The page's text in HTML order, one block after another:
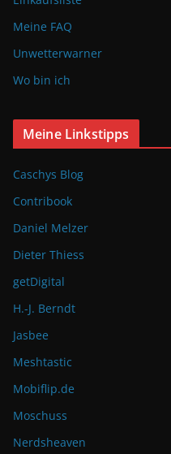
Meine FAQ
Unwetterwarner
Wo bin ich
Meine Linkstipps
Caschys Blog
Contribook
Daniel Melzer
Dieter Thiess
getDigital
H.-J. Berndt
Jasbee
Meshtastic
Mobiflip.de
Moschuss
Nerdsheaven